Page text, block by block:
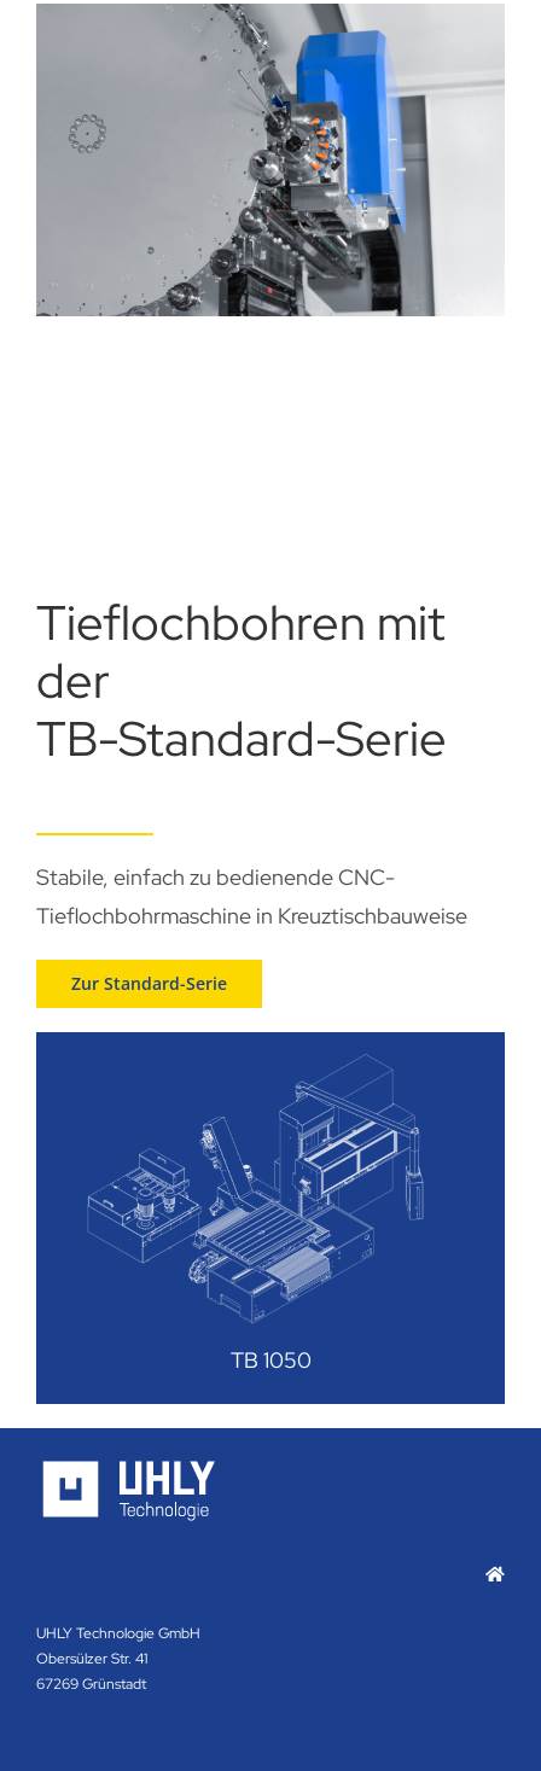
Tiefloch­bohren mit
der
TB-Standard-Serie
Stabile, einfach zu bedienende CNC-
Tieflochbohrmaschine in Kreuztischbauweise
Zur Standard-Serie
TB 1050
UHLY Technologie GmbH
Obersülzer Str. 41
67269 Grünstadt